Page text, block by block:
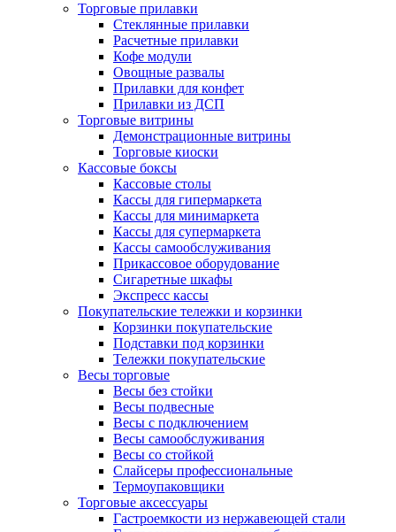
Торговые прилавки
Стеклянные прилавки
Расчетные прилавки
Кофе модули
Овощные развалы
Прилавки для конфет
Прилавки из ДСП
Торговые витрины
Демонстрационные витрины
Торговые киоски
Кассовые боксы
Кассовые столы
Кассы для гипермаркета
Кассы для минимаркета
Кассы для супермаркета
Кассы самообслуживания
Прикассовое оборудование
Сигаретные шкафы
Экспресс кассы
Покупательские тележки и корзинки
Корзинки покупательские
Подставки под корзинки
Тележки покупательские
Весы торговые
Весы без стойки
Весы подвесные
Весы с подключением
Весы самообслуживания
Весы со стойкой
Слайсеры профессиональные
Термоупаковщики
Торговые аксессуары
Гастроемкости из нержавеющей стали